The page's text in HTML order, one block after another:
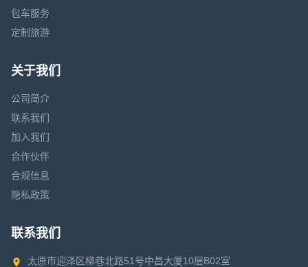
包车服务
定制旅游
关于我们
公司简介
联系我们
加入我们
合作伙伴
合规信息
隐私政策
联系我们
太原市迎泽区柳巷北路51号中昌大厦10层B02室